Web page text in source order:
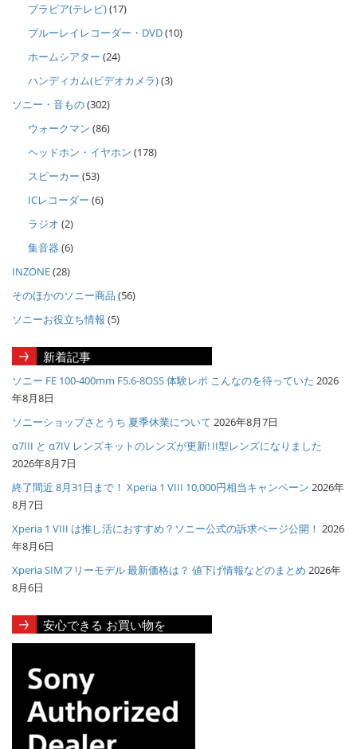
ブラビア(テレビ)(17)
ブルーレイレコーダー・DVD(10)
ホームシアター (24)
ハンディカム(ビデオカメラ)(3)
ソニー・音もの(302)
ウォークマン (86)
ヘッドホン・イヤホン (178)
スピーカー (53)
ICレコーダー (6)
ラジオ (2)
集音器 (6)
INZONE(28)
そのほかのソニー商品 (56)
ソニーお役立ち情報 (5)
新着記事
ソニー FE 100-400mm F5.6-8OSS 体験レポ こんなのを待っていた 2026
年8月8日
ソニーショップさとうち 夏季休業について 2026年8月7日
α7III と α7IV レンズキットのレンズが更新! II型レンズになりました
2026年8月7日
終了間近 8月31日まで！ Xperia 1 VIII 10,000円相当キャンペーン 2026年
8月7日
Xperia 1 VIII は推し活におすすめ？ソニー公式の訴求ページ公開！ 2026
年8月6日
Xperia SIMフリーモデル 最新価格は？ 値下げ情報などのまとめ 2026年
8月6日
安心できる お買い物を